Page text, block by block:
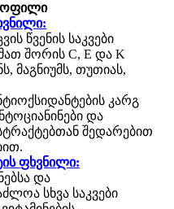
წვენის საკვები
შორის C, E და K
მაგნიუმს, თუთიას,
კარგ
და
შედარებით
ფხვნილი:
და
სხვა საკვები